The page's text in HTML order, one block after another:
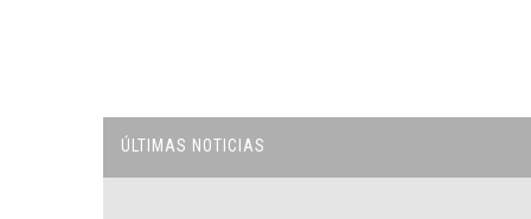
ÚLTIMAS NOTICIAS